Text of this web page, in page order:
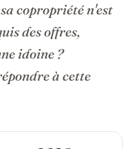
copropriété n'est
des offres,
idoine ?
à cette